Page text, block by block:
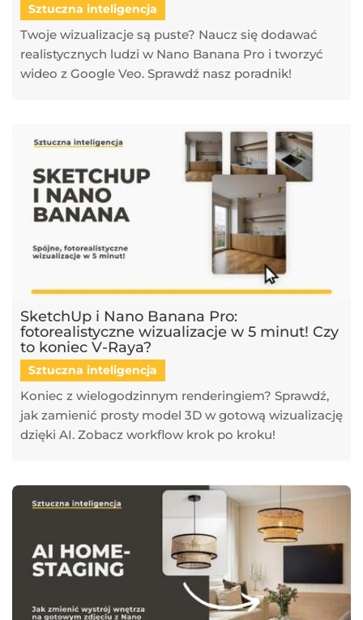
Sztuczna inteligencja
Twoje wizualizacje są puste? Naucz się dodawać
realistycznych ludzi w Nano Banana Pro i tworzyć
wideo z Google Veo. Sprawdź nasz poradnik!
SketchUp i Nano Banana Pro:
fotorealistyczne wizualizacje w 5 minut! Czy
to koniec V-Raya?
Sztuczna inteligencja
Koniec z wielogodzinnym renderingiem? Sprawdź,
jak zamienić prosty model 3D w gotową wizualizację
dzięki AI. Zobacz workflow krok po kroku!